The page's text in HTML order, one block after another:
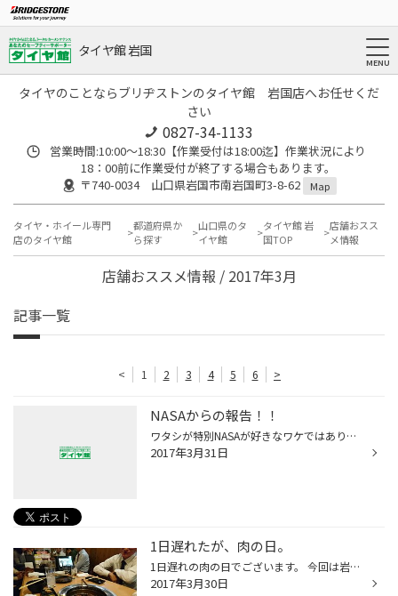
タイヤ館 岩国
タイヤのことならブリヂストンのタイヤ館 岩国店へお任せくだ
さい
0827-34-1133
営業時間:10:00〜18:30【作業受付は18:00迄】作業状況により
18：00前に作業受付が終了する場合もあります。
〒740-0034 山口県岩国市南岩国町3-8-62
Map
タイヤ・ホイール専門
店のタイヤ館
都道府県か
ら探す
山口県のタ
イヤ館
タイヤ館 岩
国TOP
店舗おスス
メ情報
店舗おススメ情報 / 2017年3月
記事一覧
< 1 2 3 4 5 6 >
NASAからの報告！！
ワタシが特別NASAが好きなワケではありません。 ネットをダラダラ見てると目に入っちゃったのよ。 NASAの太陽観測衛星「ソーラー・ダイナミクス・オブザーバートリー」が 太陽活動の停滞を観測。なんと3/7～3/22の15日間連続で太陽黒点がゼロだった！ コレが何って事になりそうだが、 今年に入って...
2017年3月31日
1日遅れたが、肉の日。
1日遅れの肉の日でございます。 今回は岩国駅の東側にある、ブリヂストンタイヤの岩国営業所の皆様と 焼肉に行ってまいりました。 ウチのメンバーは遅れて到着したために、自分でジャンジャン焼いて 自分でジャンジャン食べました。 焼肉って楽しいよね。 しかし、年齢のせいか翌日に少し焼肉感が残...
2017年3月30日